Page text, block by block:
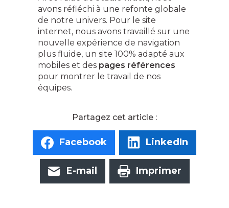
avons réfléchi à une refonte globale
de notre univers. Pour le site
internet, nous avons travaillé sur une
nouvelle expérience de navigation
plus fluide, un site 100% adapté aux
mobiles et des pages références
pour montrer le travail de nos
équipes.
Facebook LinkedIn
E-mail Imprimer